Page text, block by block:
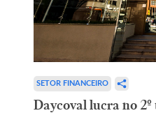
SETOR FINANCEIRO
Daycoval lucra no